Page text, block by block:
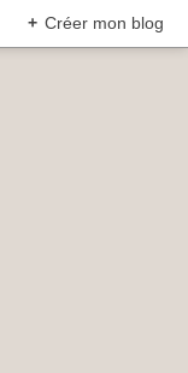
+ Créer mon blog